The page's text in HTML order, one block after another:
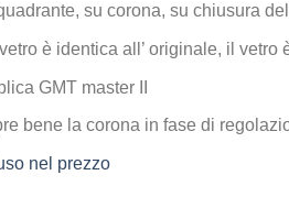
su corona, su chiusura
è identica all’ originale, il vetro
GMT master II
bene la corona in fase di
nel prezzo